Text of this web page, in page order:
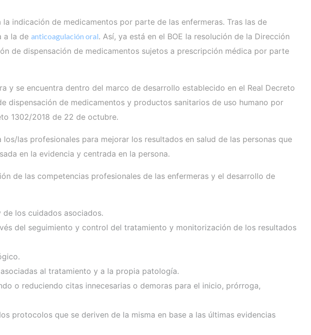
indicación de medicamentos por parte de las enfermeras. Tras las de
a la de anticoagulación oral. Así, ya está en el BOE la resolución de la Dirección
de dispensación de medicamentos sujetos a prescripción médica por parte
y se encuentra dentro del marco de desarrollo establecido en el Real Decreto
dispensación de medicamentos y productos sanitarios de uso humano por
1302/2018 de 22 de octubre.
las profesionales para mejorar los resultados en salud de las personas que
en la evidencia y centrada en la persona.
de las competencias profesionales de las enfermeras y el desarrollo de
los cuidados asociados.
del seguimiento y control del tratamiento y monitorización de los resultados
al tratamiento y a la propia patología.
o reduciendo citas innecesarias o demoras para el inicio, prórroga,
protocolos que se deriven de la misma en base a las últimas evidencias